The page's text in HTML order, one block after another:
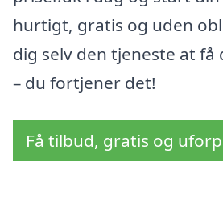
hurtigt, gratis og uden
dig selv den tjeneste at få
– du fortjener det!
Få tilbud, gratis og